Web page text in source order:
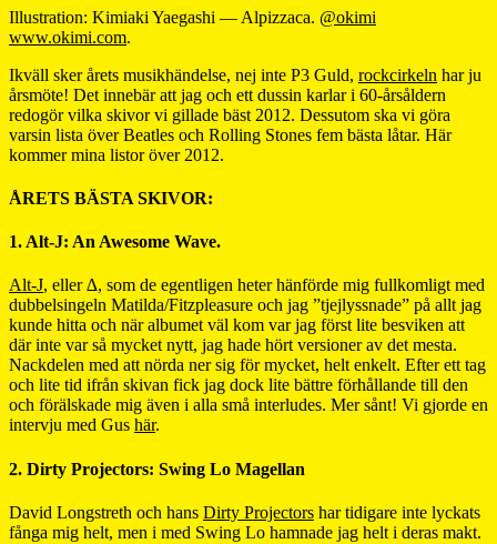
Illustration: Kimiaki Yaegashi — Alpizzaca. @okimi
www.okimi.com.
Ikväll sker årets musikhändelse, nej inte P3 Guld, rockcirkeln har ju
årsmöte! Det innebär att jag och ett dussin karlar i 60-årsåldern
redogör vilka skivor vi gillade bäst 2012. Dessutom ska vi göra
varsin lista över Beatles och Rolling Stones fem bästa låtar. Här
kommer mina listor över 2012.
ÅRETS BÄSTA SKIVOR:
1. Alt-J: An Awesome Wave.
Alt-J, eller ∆, som de egentligen heter hänförde mig fullkomligt med
dubbelsingeln Matilda/Fitzpleasure och jag ”tjejlyssnade” på allt jag
kunde hitta och när albumet väl kom var jag först lite besviken att
där inte var så mycket nytt, jag hade hört versioner av det mesta.
Nackdelen med att nörda ner sig för mycket, helt enkelt. Efter ett tag
och lite tid ifrån skivan fick jag dock lite bättre förhållande till den
och förälskade mig även i alla små interludes. Mer sånt! Vi gjorde en
intervju med Gus här.
2. Dirty Projectors: Swing Lo Magellan
David Longstreth och hans Dirty Projectors har tidigare inte lyckats
fånga mig helt, men i med Swing Lo hamnade jag helt i deras makt.